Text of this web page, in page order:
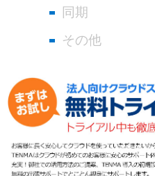
同期
その他